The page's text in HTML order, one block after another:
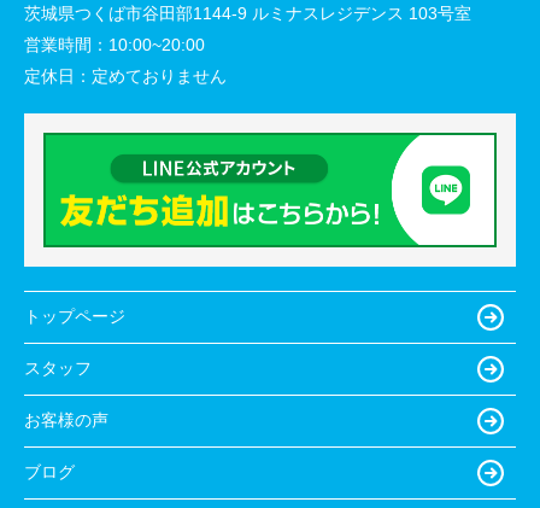
茨城県つくば市谷田部1144-9 ルミナスレジデンス 103号室
営業時間： 10:00~20:00
定休日： 定めておりません
トップページ
スタッフ
お客様の声
ブログ